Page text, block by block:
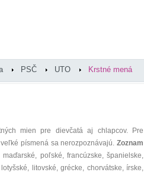
PSČ UTO Krstné mená
mien pre dievčatá aj chlapcov. Pre
písmená sa nerozpoznávajú. Zoznam
poľské, francúzske, španielske,
litovské, grécke, chorvátske, írske,